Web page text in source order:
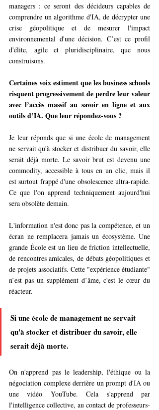
managers : ce seront des décideurs capables de
comprendre un algorithme d'IA, de décrypter une
crise géopolitique et de mesurer l'impact
environnemental d'une décision. C’est ce profil
d'élite, agile et pluridisciplinaire, que nous
construisons.
Certaines voix estiment que les business schools
risquent progressivement de perdre leur valeur
avec l’accès massif au savoir en ligne et aux
outils d’IA. Que leur répondez-vous ?
Je leur réponds que si une école de management
ne servait qu'à stocker et distribuer du savoir, elle
serait déjà morte. Le savoir brut est devenu une
commodity, accessible à tous en un clic, mais il
est surtout frappé d'une obsolescence ultra-rapide.
Ce que l'on apprend techniquement aujourd'hui
sera obsolète demain.
L'information n'est donc pas la compétence, et un
écran ne remplacera jamais un écosystème. Une
grande École est un lieu de friction intellectuelle,
de rencontres amicales, de débats géopolitiques et
de projets associatifs. Cette "expérience étudiante"
n’est pas un supplément d’âme, c'est le cœur du
réacteur.
Si une école de management ne servait
qu'à stocker et distribuer du savoir, elle
serait déjà morte.
On n'apprend pas le leadership, l'éthique ou la
négociation complexe derrière un prompt d'IA ou
une vidéo YouTube. Cela s'apprend par
l'intelligence collective, au contact de professeurs-